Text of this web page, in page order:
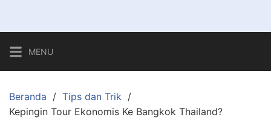
MENU
Beranda
Tips dan Trik
Kepingin Tour Ekonomis Ke Bangkok Thailand?